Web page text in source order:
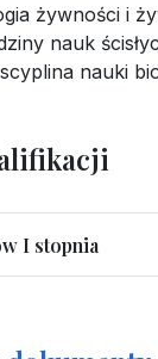
żywności i
nauk
nauki
I stopnia